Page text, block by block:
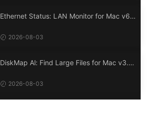
Ethernet Status: LAN Monitor for Mac v6.
2026-08-03
DiskMap Al: Find Large Files for Mac v3.1
2026-08-03